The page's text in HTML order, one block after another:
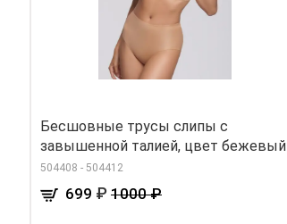
Бесшовные трусы слипы с
завышенной талией, цвет бежевый
504408 - 504412
699 ₽ 1000 ₽